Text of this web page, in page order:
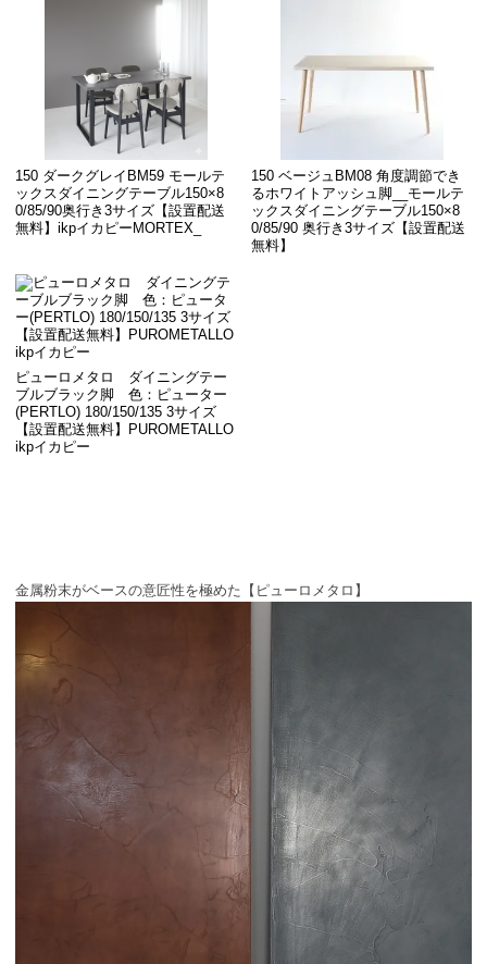
150 ダークグレイBM59 モールテ
ックスダイニングテーブル150×8
0/85/90奥行き3サイズ【設置配送
無料】ikpイカピーMORTEX_
150 ベージュBM08 角度調節でき
るホワイトアッシュ脚__モールテ
ックスダイニングテーブル150×8
0/85/90 奥行き3サイズ【設置配送
無料】
ピューロメタロ ダイニングテー
ブルブラック脚 色：ピューター
(PERTLO) 180/150/135 3サイズ
【設置配送無料】PUROMETALLO
ikpイカピー
金属粉末がベースの意匠性を極めた【ピューロメタロ】